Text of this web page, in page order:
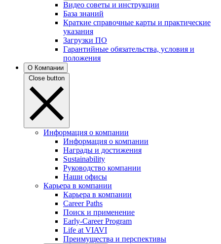
Видео советы и инструкции
База знаний
Краткие справочные карты и практические
указания
Загрузки ПО
Гарантийные обязательства, условия и
положения
О Компании
Close button
Информация о компании
Информация о компании
Награды и достижения
Sustainability
Руководство компании
Наши офисы
Карьера в компании
Карьера в компании
Career Paths
Поиск и применение
Early-Career Program
Life at VIAVI
Преимущества и перспективы